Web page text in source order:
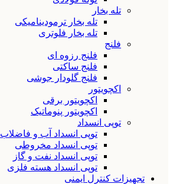
تله بخار
تله بخار ترمودینامیکی
تله بخار فلوتری
فلنج
فلنج رزوه ای
فلنج ساکتی
فلنج گلودار جوشی
اکچویتور
اکچویتور برقی
اکچویتور پنوماتیک
توپی انسداد
توپی انسداد آب و فاضلاب
توپی انسداد مخروطی
توپی انسداد نفت و گاز
توپی انسداد هسته فلزی
تجهیزات کنترل ایمنی